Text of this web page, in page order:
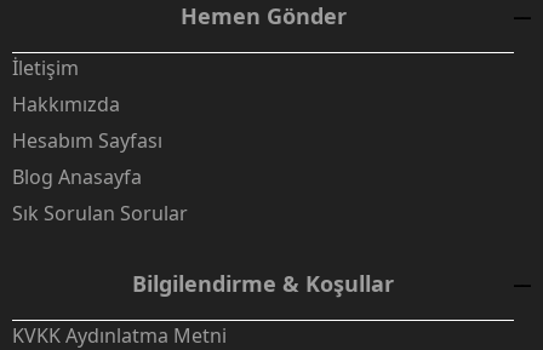
Hemen Gönder
İletişim
Hakkımızda
Hesabım Sayfası
Blog Anasayfa
Sık Sorulan Sorular
Bilgilendirme & Koşullar
KVKK Aydınlatma Metni